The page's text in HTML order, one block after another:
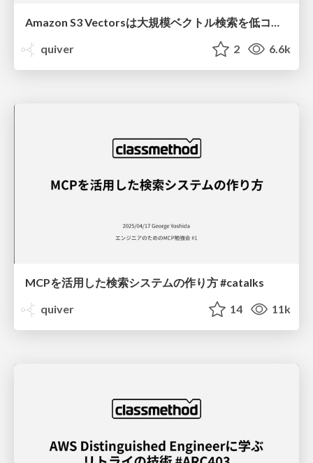
Amazon S3 Vectorsは大規模ベクトル検索を低コスト化するサーバーレスなベクトルデータベースだ #jawsugsaga / S3 Vectors As A Serverless Vector Database
quiver
2 6.6k
MCPを活用した検索システムの作り方 #catalks
quiver
14 11k